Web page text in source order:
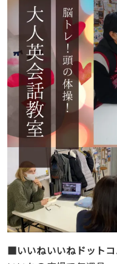
■いいねいいねドット